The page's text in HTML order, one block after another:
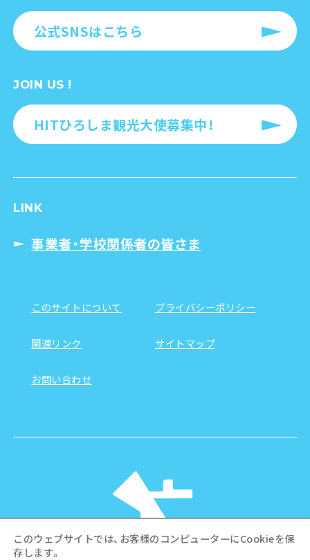
公式SNSはこちら
JOIN US !
HITひろしま観光大使募集中！
LINK
事業者・学校関係者の皆さま
このサイトについて プライバシーポリシー
関連リンク サイトマップ
お問い合わせ
このウェブサイトでは、お客様のコンピューターにCookieを保
存します。